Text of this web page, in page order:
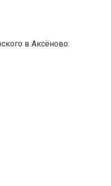
в Аксёново: